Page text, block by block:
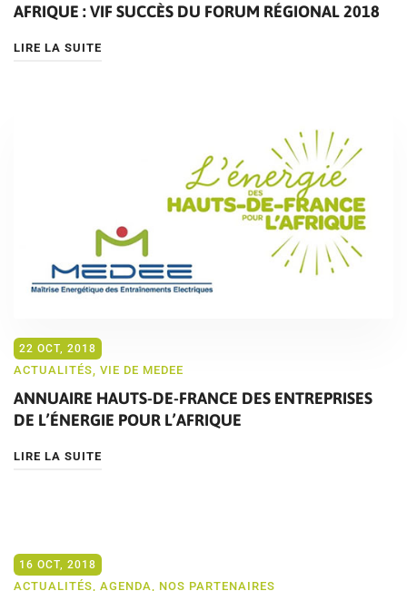
AFRIQUE : VIF SUCCÈS DU FORUM RÉGIONAL 2018
LIRE LA SUITE
22 OCT, 2018
ACTUALITÉS VIE DE MEDEE
ANNUAIRE HAUTS-DE-FRANCE DES ENTREPRISES
DE L’ÉNERGIE POUR L’AFRIQUE
LIRE LA SUITE
16 OCT, 2018
ACTUALITÉS AGENDA NOS PARTENAIRES